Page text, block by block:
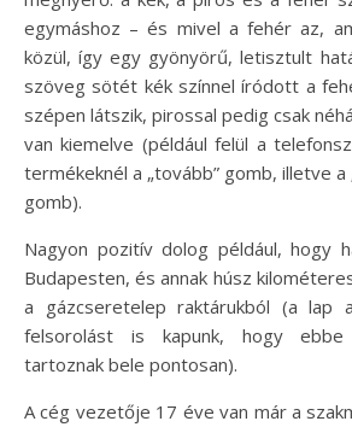
egymáshoz – és mivel a fehér az,
közül, így egy gyönyörű, letisztult
szöveg sötét kék színnel íródott a
szépen látszik, pirossal pedig csak
van kiemelve (például felül a
termékeknél a „tovább” gomb, illetve a
gomb).
Nagyon pozitív dolog például, hogy
Budapesten, és annak húsz
a gázcseretelep raktárukból (a lap
felsorolást is kapunk, hogy ebbe
tartoznak bele pontosan).
A cég vezetője 17 éve van már a